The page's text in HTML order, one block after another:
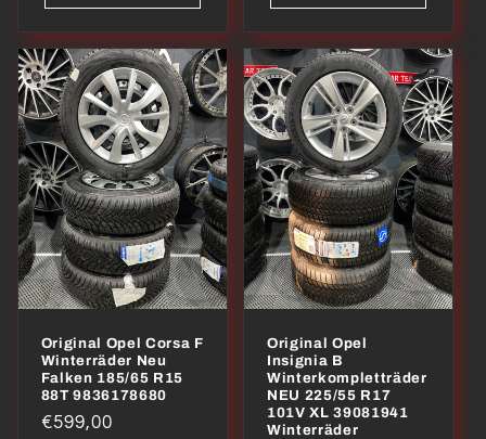
Original Opel Corsa F
Winterräder Neu
Falken 185/65 R15
88T 9836178680
Normaler
€599,00
Original Opel
Insignia B
Winterkompletträder
NEU 225/55 R17
101V XL 39081941
Winterräder